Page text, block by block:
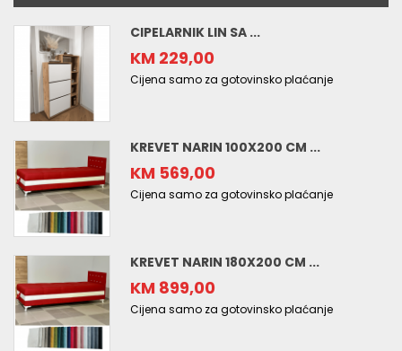
CIPELARNIK LIN SA ...
KM 229,00
Cijena samo za gotovinsko plaćanje
KREVET NARIN 100X200 CM ...
KM 569,00
Cijena samo za gotovinsko plaćanje
KREVET NARIN 180X200 CM ...
KM 899,00
Cijena samo za gotovinsko plaćanje